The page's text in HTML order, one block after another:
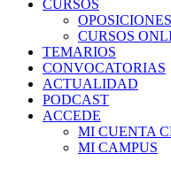
CURSOS
CURSOS
TEMARIOS
CONVOCATORIAS
ACTUALIDAD
PODCAST
ACCEDE
MI CUENTA
MI CAMPUS